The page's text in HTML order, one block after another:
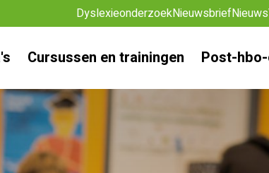
DyslexieonderzoekNieuwsbriefNieuws
Cursussen en trainingen Post-